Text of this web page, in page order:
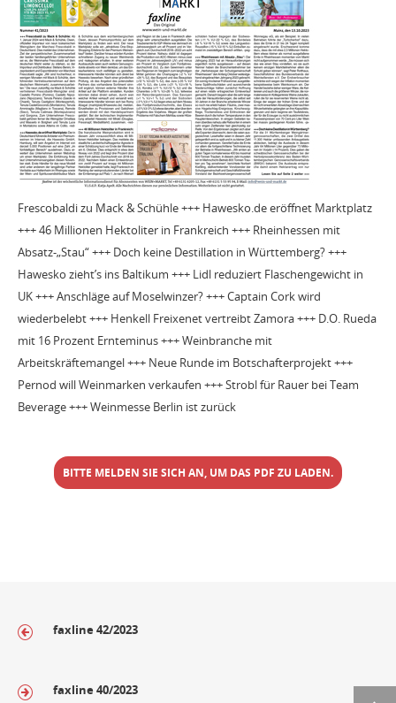
Frescobaldi zu Mack & Schühle +++ Hawesko.de eröffnet Marktplatz
+++ 46 Millionen Hektoliter in Frankreich +++ Rheinhessen mit
Absatz-„Stau“ +++ Doch keine Destillation in Württemberg? +++
Hawesko zieht’s ins Baltikum +++ Lidl reduziert Flaschengewicht in
UK +++ Anschläge auf Moselwinzer? +++ Captain Cork wird
wiederbelebt +++ Henkell Freixenet vertreibt Zamora +++ D.O. Rueda
mit 16 Prozent Ernteminus +++ Weinbranche mit
Arbeitskräftemangel +++ Neue Runde im Botschafterprojekt +++
Pernod will Weinmarken verkaufen +++ Strobl für Rauer bei Team
Beverage +++ Weinmesse Berlin ist zurück
BITTE MELDEN SIE SICH AN, UM DAS PDF ZU LADEN.
faxline 42/2023
faxline 40/2023